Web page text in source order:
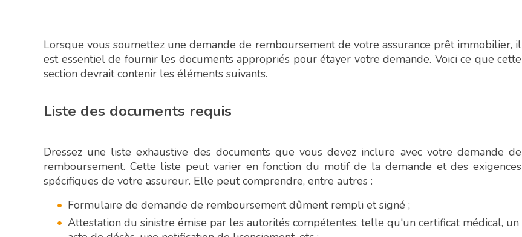
Lorsque vous soumettez une demande de remboursement de votre assurance prêt immobilier, il
est essentiel de fournir les documents appropriés pour étayer votre demande. Voici ce que cette
section devrait contenir les éléments suivants.
Liste des documents requis
Dressez une liste exhaustive des documents que vous devez inclure avec votre demande de
remboursement. Cette liste peut varier en fonction du motif de la demande et des exigences
spécifiques de votre assureur. Elle peut comprendre, entre autres :
Formulaire de demande de remboursement dûment rempli et signé ;
Attestation du sinistre émise par les autorités compétentes, telle qu'un certificat médical, un